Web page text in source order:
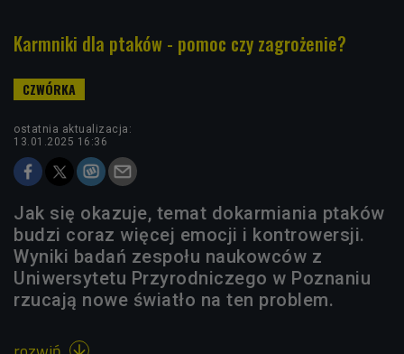
Karmniki dla ptaków - pomoc czy zagrożenie?
ostatnia aktualizacja:
13.01.2025 16:36
Jak się okazuje, temat dokarmiania ptaków
budzi coraz więcej emocji i kontrowersji.
Wyniki badań zespołu naukowców z
Uniwersytetu Przyrodniczego w Poznaniu
rzucają nowe światło na ten problem.
